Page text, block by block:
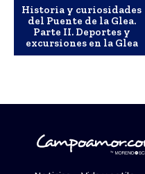
Historia y curiosidades
del Puente de la Glea.
Parte II. Deportes y
excursiones en la Glea